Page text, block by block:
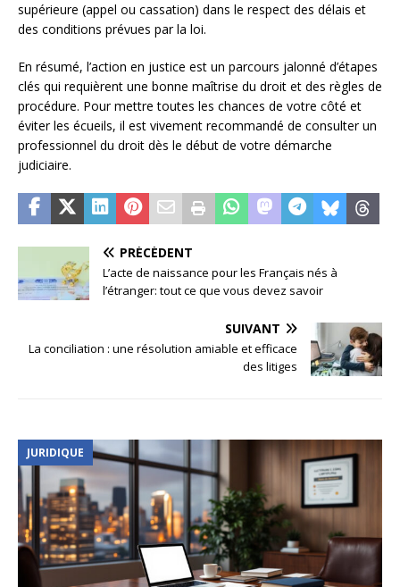
supérieure (appel ou cassation) dans le respect des délais et
des conditions prévues par la loi.
En résumé, l’action en justice est un parcours jalonné d’étapes
clés qui requièrent une bonne maîtrise du droit et des règles de
procédure. Pour mettre toutes les chances de votre côté et
éviter les écueils, il est vivement recommandé de consulter un
professionnel du droit dès le début de votre démarche
judiciaire.
PRÉCÉDENT
L’acte de naissance pour les Français nés à
l’étranger: tout ce que vous devez savoir
SUIVANT
La conciliation : une résolution amiable et efficace
des litiges
JURIDIQUE